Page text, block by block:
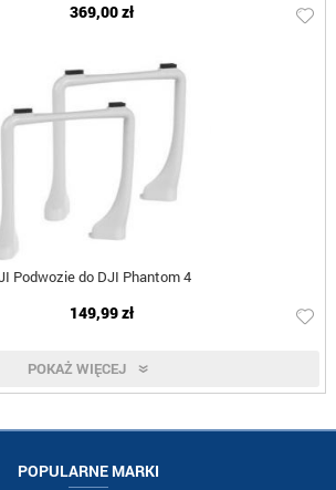
369,00 zł
Podwozie do DJI Phantom 4
149,99 zł
POKAŻ WIĘCEJ
POPULARNE MARKI